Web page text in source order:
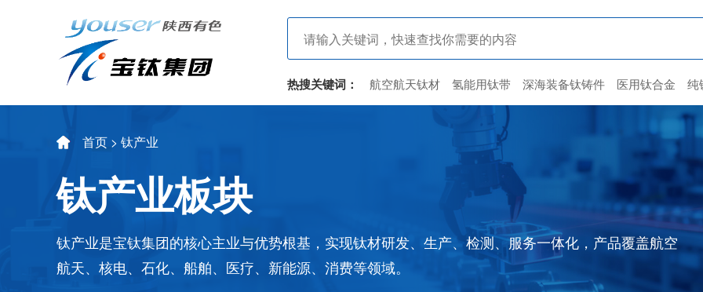
热搜关键词： 航空航天钛材 氢能用钛带 深海装备钛铸件 医用钛合金 纯
首页 > 钛产业
钛产业板块
钛产业是宝钛集团的核心主业与优势根基，实现钛材研发、生产、检测、服务一体化，产品覆盖航空
航天、核电、石化、船舶、医疗、新能源、消费等领域。